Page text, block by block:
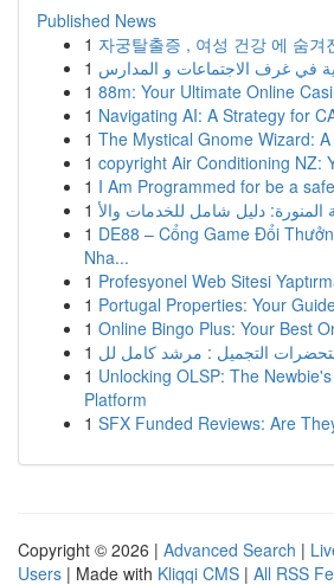
Published News
1 자궁탈출증 , 여성 건강 에 숨겨
1
1 88m: Your Ultimate Online
1 Navigating AI: A Strategy for
1 The Mystical Gnome Wizard:
1 copyright Air Conditioning NZ:
1 I Am Programmed for be a
1
1 DE88 – Cổng Game Đổi
Nha...
1 Profesyonel Web Sitesi
1 Portugal Properties: Your
1 Online Bingo Plus: Your Best
1
1 Unlocking OLSP: The
Platform
1 SFX Funded Reviews: Are
Copyright © 2026 | Advanced Search |
Users | Made with Kliqqi CMS | All RSS